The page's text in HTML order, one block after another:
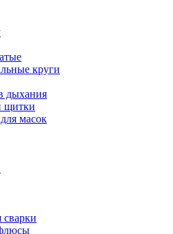
круги
дыхания
щитки
масок